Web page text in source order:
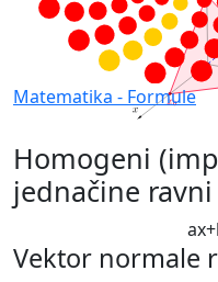
Matematika - Formule
Homogeni
jednačine ravni
ax+
Vektor normale